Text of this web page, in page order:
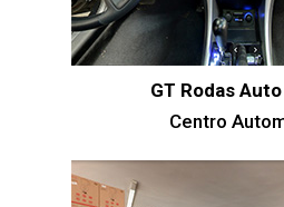
GT Rodas
Centro